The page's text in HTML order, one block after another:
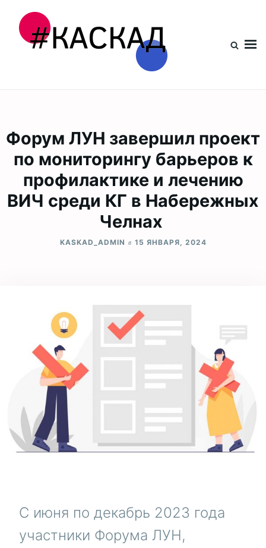
Форум ЛУН завершил проект
по мониторингу барьеров к
профилактике и лечению
ВИЧ среди КГ в Набережных
Челнах
KASKAD_ADMIN в 15 ЯНВАРЯ, 2024
С июня по декабрь 2023 года
участники Форума ЛУН,